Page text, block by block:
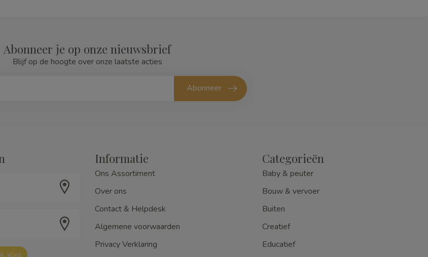
Abonneer je op onze nieuwsbrief
Blijf op de hoogte over onze laatste acties
Abonneer
alles
Informatie
Ons Assortiment
Over ons
Contact & Helpdesk
Algemene voorwaarden
Privacy Verklaring
Categorieën
Baby & peuter
Bouw & vervoer
Buiten
Creatief
Educatief